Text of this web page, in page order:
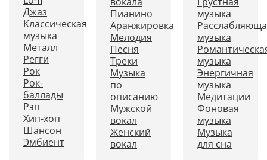
Джаз
Классическая
музыка
Металл
Регги
Рок
Рок-
баллады
Рэп
Хип-хоп
Шансон
Эмбиент
Пианино
Аранжировка
Мелодия
Песня
Треки
Музыка
по
описанию
Мужской
вокал
Женский
вокал
музыка
музыка
музыка
Энергичная
музыка
Медитации
Фоновая
музыка
Музыка
для сна